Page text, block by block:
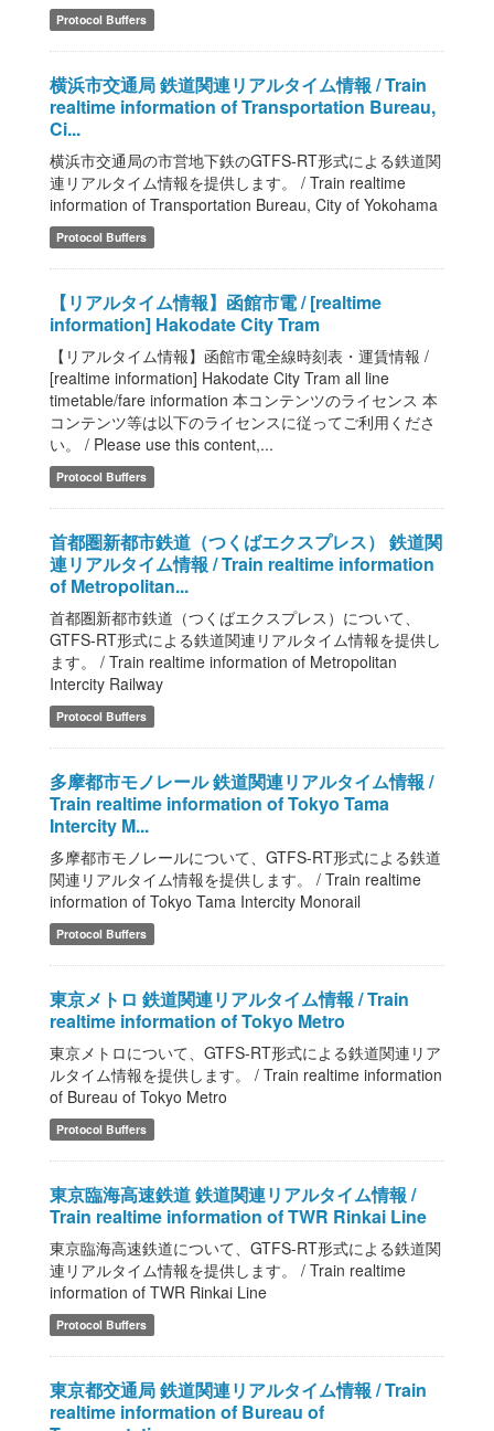
Protocol Buffers
横浜市交通局 鉄道関連リアルタイム情報 / Train
realtime information of Transportation Bureau,
Ci...
横浜市交通局の市営地下鉄のGTFS-RT形式による鉄道関
連リアルタイム情報を提供します。 / Train realtime
information of Transportation Bureau, City of Yokohama
Protocol Buffers
【リアルタイム情報】函館市電 / [realtime
information] Hakodate City Tram
【リアルタイム情報】函館市電全線時刻表・運賃情報 /
[realtime information] Hakodate City Tram all line
timetable/fare information 本コンテンツのライセンス 本
コンテンツ等は以下のライセンスに従ってご利用くださ
い。 / Please use this content,...
Protocol Buffers
首都圏新都市鉄道（つくばエクスプレス） 鉄道関
連リアルタイム情報 / Train realtime information
of Metropolitan...
首都圏新都市鉄道（つくばエクスプレス）について、
GTFS-RT形式による鉄道関連リアルタイム情報を提供し
ます。 / Train realtime information of Metropolitan
Intercity Railway
Protocol Buffers
多摩都市モノレール 鉄道関連リアルタイム情報 /
Train realtime information of Tokyo Tama
Intercity M...
多摩都市モノレールについて、GTFS-RT形式による鉄道
関連リアルタイム情報を提供します。 / Train realtime
information of Tokyo Tama Intercity Monorail
Protocol Buffers
東京メトロ 鉄道関連リアルタイム情報 / Train
realtime information of Tokyo Metro
東京メトロについて、GTFS-RT形式による鉄道関連リア
ルタイム情報を提供します。 / Train realtime information
of Bureau of Tokyo Metro
Protocol Buffers
東京臨海高速鉄道 鉄道関連リアルタイム情報 /
Train realtime information of TWR Rinkai Line
東京臨海高速鉄道について、GTFS-RT形式による鉄道関
連リアルタイム情報を提供します。 / Train realtime
information of TWR Rinkai Line
Protocol Buffers
東京都交通局 鉄道関連リアルタイム情報 / Train
realtime information of Bureau of